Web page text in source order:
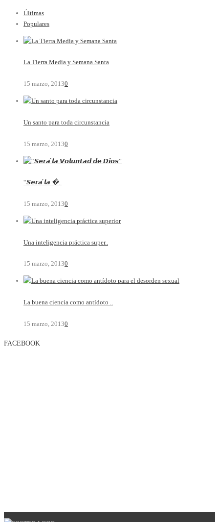
Últimas
Populares
La Tierra Media y Semana Santa
15 marzo, 20130
Un santo para toda circunstancia
15 marzo, 20130
“𝙎𝙚𝙧𝙖́ 𝙡𝙖 �..
15 marzo, 20130
Una inteligencia práctica super..
15 marzo, 20130
La buena ciencia como antídoto ..
15 marzo, 20130
FACEBOOK